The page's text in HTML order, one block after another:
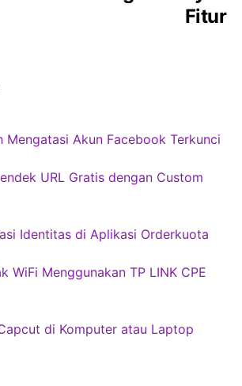
Fitur
Mengatasi Akun Facebook Terkunci
URL Gratis dengan Custom
Identitas di Aplikasi Orderkuota
WiFi Menggunakan TP LINK CPE
di Komputer atau Laptop